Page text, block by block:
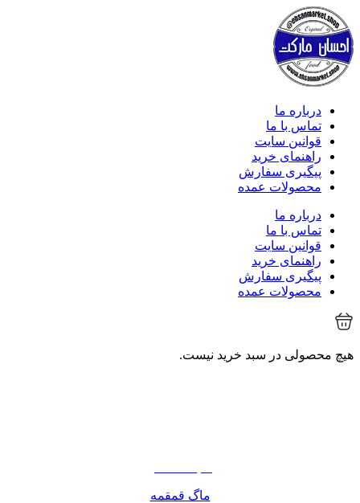
درباره ما
تماس با ما
قوانین سایت
راهنمای خرید
پیگیری سفارش
محصولات عمده
درباره ما
تماس با ما
قوانین سایت
راهنمای خرید
پیگیری سفارش
محصولات عمده
هیچ محصولی در سبد خرید نیست.
ماگ قمقمه